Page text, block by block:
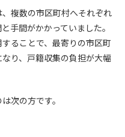
複数の市区町村へそれぞれ
手間がかかっていました。
ることで、最寄りの市区町
り、戸籍収集の負担が大幅
次の方です。